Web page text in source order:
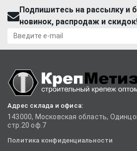
Подпишитесь на рассылку и
новинок, распродаж и
Адрес склада и офиса:
143000, Московская область,
стр.20 оф.7
Политика конфиденциальности